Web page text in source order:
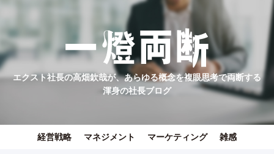
エクスト社長の高畑欽哉が、あらゆる概念を複眼思考で両断する
渾身の社長ブログ
経営戦略 マネジメント マーケティング 雑感